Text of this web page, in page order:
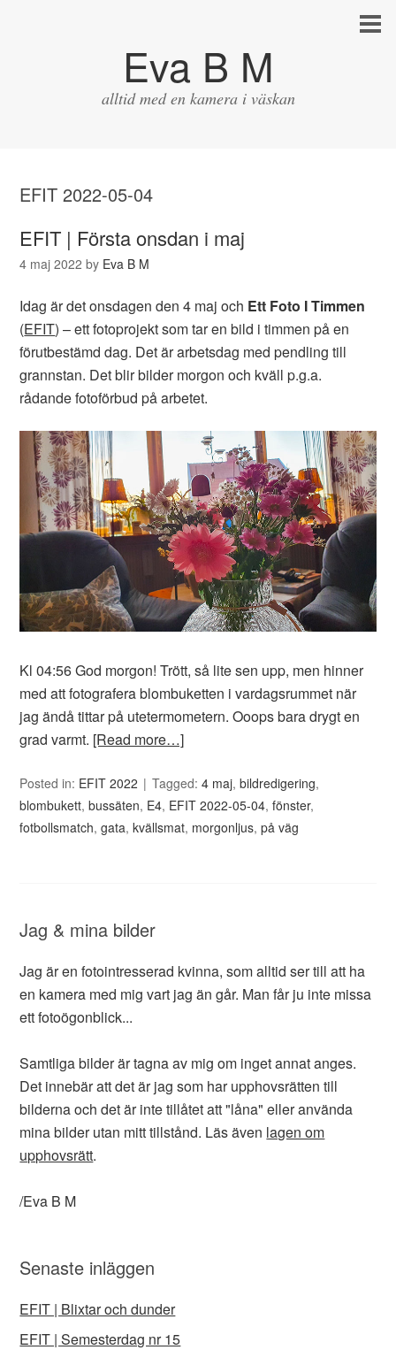
Eva B M
alltid med en kamera i väskan
EFIT 2022-05-04
EFIT | Första onsdan i maj
4 maj 2022 by Eva B M
Idag är det onsdagen den 4 maj och Ett Foto I Timmen
(EFIT) – ett fotoprojekt som tar en bild i timmen på en
förutbestämd dag. Det är arbetsdag med pendling till
grannstan. Det blir bilder morgon och kväll p.g.a.
rådande fotoförbud på arbetet.
Kl 04:56 God morgon! Trött, så lite sen upp, men hinner
med att fotografera blombuketten i vardagsrummet när
jag ändå tittar på utetermometern. Ooops bara drygt en
grad varmt. [Read more…]
Posted in: EFIT 2022 Tagged:4 maj,bildredigering,
blombukett,bussäten, E4, EFIT 2022-05-04,fönster,
fotbollsmatch,gata,kvällsmat, morgonljus,på väg
Jag & mina bilder
Jag är en fotointresserad kvinna, som alltid ser till att ha
en kamera med mig vart jag än går. Man får ju inte missa
ett fotoögonblick...
Samtliga bilder är tagna av mig om inget annat anges.
Det innebär att det är jag som har upphovsrätten till
bilderna och det är inte tillåtet att "låna" eller använda
mina bilder utan mitt tillstånd. Läs även lagen om
upphovsrätt.
/Eva B M
Senaste inläggen
EFIT | Blixtar och dunder
EFIT | Semesterdag nr 15